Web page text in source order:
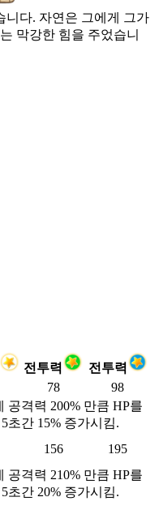
니다. 자연은 그에게 그가
막강한 힘을 주었습니
전투력
전투력
78
98
공격력 200% 만큼 HP를
초간 15% 증가시킴.
156
195
공격력 210% 만큼 HP를
초간 20% 증가시킴.